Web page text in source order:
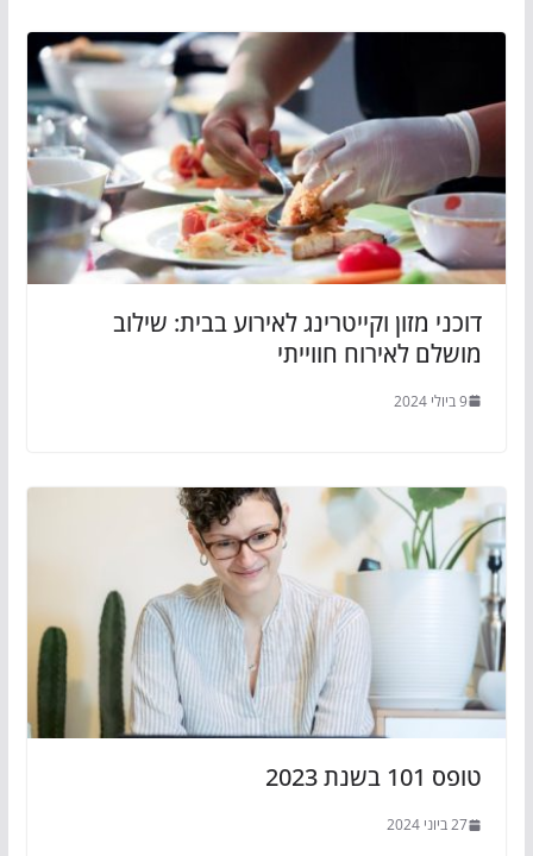
דוכני מזון וקייטרינג לאירוע בבית: שילוב
מושלם לאירוח חווייתי
9 ביולי 2024
טופס 101 בשנת 2023
27 ביוני 2024